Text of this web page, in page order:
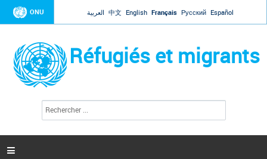
Jump to navigation
ONU العربية 中文 English Français Русский Español
Réfugiés et migrants
c
